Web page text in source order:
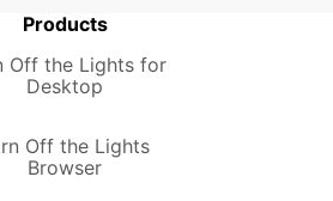
Products
Off the Lights for
Desktop
Off the Lights
Browser